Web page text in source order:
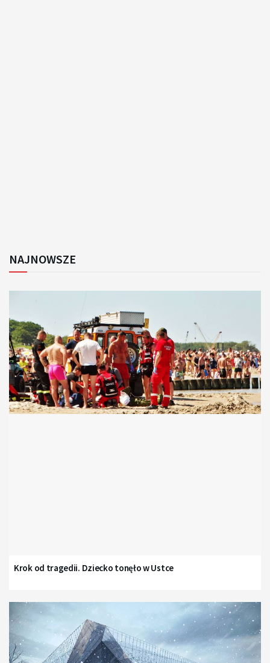
NAJNOWSZE
Krok od tragedii. Dziecko tonęło w Ustce